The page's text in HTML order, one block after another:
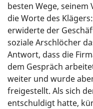
besten Wege, seinem
die Worte des
erwiderte der
soziale Arschlöcher
Antwort, dass die
dem Gespräch
weiter und wurde
freigestellt. Als sich
entschuldigt hatte,